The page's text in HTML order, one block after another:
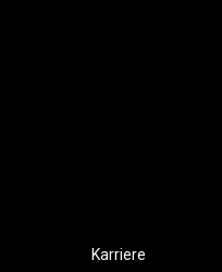
Karriere